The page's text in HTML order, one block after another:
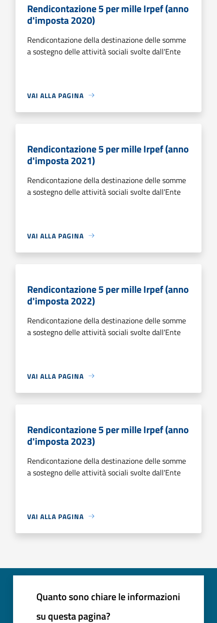
Rendicontazione 5 per mille Irpef (anno
d'imposta 2020)
Rendicontazione della destinazione delle somme
a sostegno delle attività sociali svolte dall'Ente
VAI ALLA PAGINA
Rendicontazione 5 per mille Irpef (anno
d'imposta 2021)
Rendicontazione della destinazione delle somme
a sostegno delle attività sociali svolte dall'Ente
VAI ALLA PAGINA
Rendicontazione 5 per mille Irpef (anno
d'imposta 2022)
Rendicontazione della destinazione delle somme
a sostegno delle attività sociali svolte dall'Ente
VAI ALLA PAGINA
Rendicontazione 5 per mille Irpef (anno
d'imposta 2023)
Rendicontazione della destinazione delle somme
a sostegno delle attività sociali svolte dall'Ente
VAI ALLA PAGINA
Quanto sono chiare le informazioni
su questa pagina?